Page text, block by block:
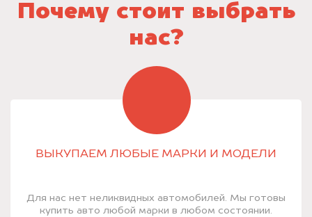
Почему стоит выбрать
нас?
ВЫКУПАЕМ ЛЮБЫЕ МАРКИ И МОДЕЛИ
Для нас нет неликвидных автомобилей. Мы готовы
купить авто любой марки в любом состоянии.